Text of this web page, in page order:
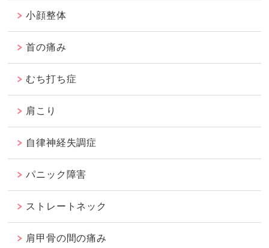
小顔整体
首の痛み
むち打ち症
肩こり
自律神経失調症
パニック障害
ストレートネック
肩甲骨の間の痛み